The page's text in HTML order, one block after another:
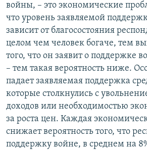
войны, – это экономические
что уровень заявляемой
зависит от благосостояния
целом чем человек богаче, тем
того, что он заявит о поддержке
– тем такая вероятность ниже.
падает заявляемая поддержка
которые столкнулись с
доходов или необходимостью
за роста цен. Каждая
снижает вероятность того, что
поддержку войне, в среднем на